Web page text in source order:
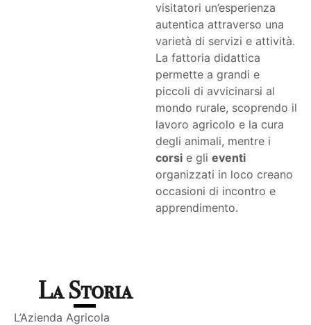
visitatori un’esperienza
autentica attraverso una
varietà di servizi e attività.
La fattoria didattica
permette a grandi e
piccoli di avvicinarsi al
mondo rurale, scoprendo il
lavoro agricolo e la cura
degli animali, mentre i
corsi e gli eventi
organizzati in loco creano
occasioni di incontro e
apprendimento.
La Storia
L’Azienda Agricola